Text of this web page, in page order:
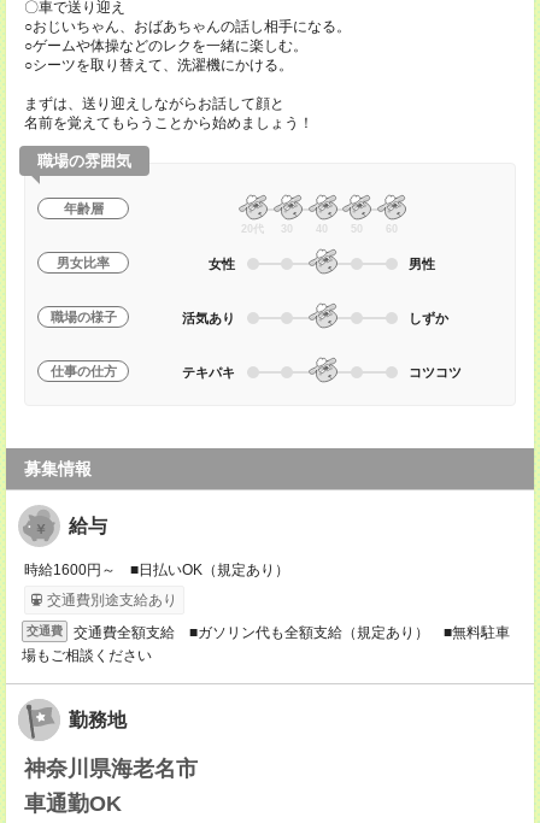
〇車で送り迎え
○おじいちゃん、おばあちゃんの話し相手になる。
○ゲームや体操などのレクを一緒に楽しむ。
○シーツを取り替えて、洗濯機にかける。
まずは、送り迎えしながらお話して顔と
名前を覚えてもらうことから始めましょう！
職場の雰囲気
年齢層
20代 30 40 50 60
男女比率 女性 男性
職場の様子 活気あり しずか
仕事の仕方 テキパキ コツコツ
募集情報
給与
時給1600円～ ■日払いOK（規定あり）
交通費別途支給あり
交通費
交通費全額支給 ■ガソリン代も全額支給（規定あり） ■無料駐車
場もご相談ください
勤務地
神奈川県海老名市
車通勤OK